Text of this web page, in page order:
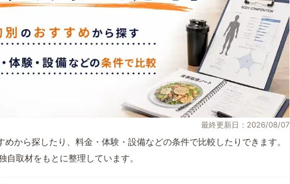
最終更新日：2026/08/07
から探したり、料金・体験・設備などの条件で比較したりできます。
取材をもとに整理しています。